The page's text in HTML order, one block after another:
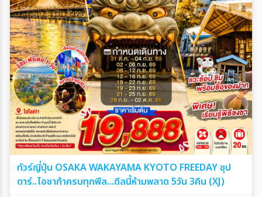
ทัวร์ญี่ปุ่น OSAKA WAKAYAMA KYOTO FREEDAY ซุป
ตาร์..โอซาก้าครบทุกฟีล...ดีลนี้ห้ามพลาด 5วัน 3คืน (XJ)